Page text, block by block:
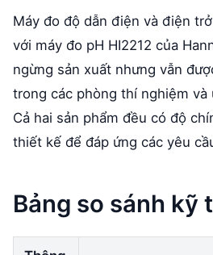
Máy đo độ dẫn điện và điện
với máy đo pH HI2212 của
ngừng sản xuất nhưng vẫn
trong các phòng thí nghiệm và
Cả hai sản phẩm đều có độ
thiết kế để đáp ứng các yêu
Bảng so sánh kỹ